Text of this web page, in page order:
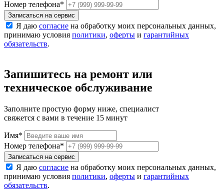
Номер телефона*
Записаться на сервис
Я даю согласие на обработку моих персональных данных,
принимаю условия политики, оферты и гарантийных
обязательств.
Запишитесь на ремонт или
техническое обслуживание
Заполните простую форму ниже, специалист
свяжется с вами в течение 15 минут
Имя*
Номер телефона*
Записаться на сервис
Я даю согласие на обработку моих персональных данных,
принимаю условия политики, оферты и гарантийных
обязательств.